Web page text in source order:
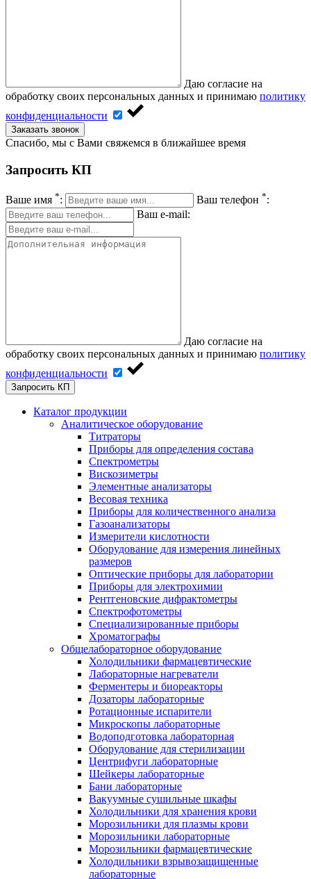
Даю согласие на
обработку своих персональных данных и принимаю политику
конфиденциальности
Заказать звонок
Спасибо, мы с Вами свяжемся в ближайшее время
Запросить КП
Ваше имя *: Ваш телефон *:
Ваш e-mail:
Даю согласие на
обработку своих персональных данных и принимаю политику
конфиденциальности
Запросить КП
Каталог продукции
Аналитическое оборудование
Титраторы
Приборы для определения состава
Спектрометры
Вискозиметры
Элементные анализаторы
Весовая техника
Приборы для количественного анализа
Газоанализаторы
Измерители кислотности
Оборудование для измерения линейных
размеров
Оптические приборы для лаборатории
Приборы для электрохимии
Рентгеновские дифрактометры
Спектрофотометры
Специализированные приборы
Хроматографы
Общелабораторное оборудование
Холодильники фармацевтические
Лабораторные нагреватели
Ферментеры и биореакторы
Дозаторы лабораторные
Ротационные испарители
Микроскопы лабораторные
Водоподготовка лабораторная
Оборудование для стерилизации
Центрифуги лабораторные
Шейкеры лабораторные
Бани лабораторные
Вакуумные сушильные шкафы
Холодильники для хранения крови
Морозильники для плазмы крови
Морозильники лабораторные
Морозильники фармацевтические
Холодильники взрывозащищенные
лабораторные